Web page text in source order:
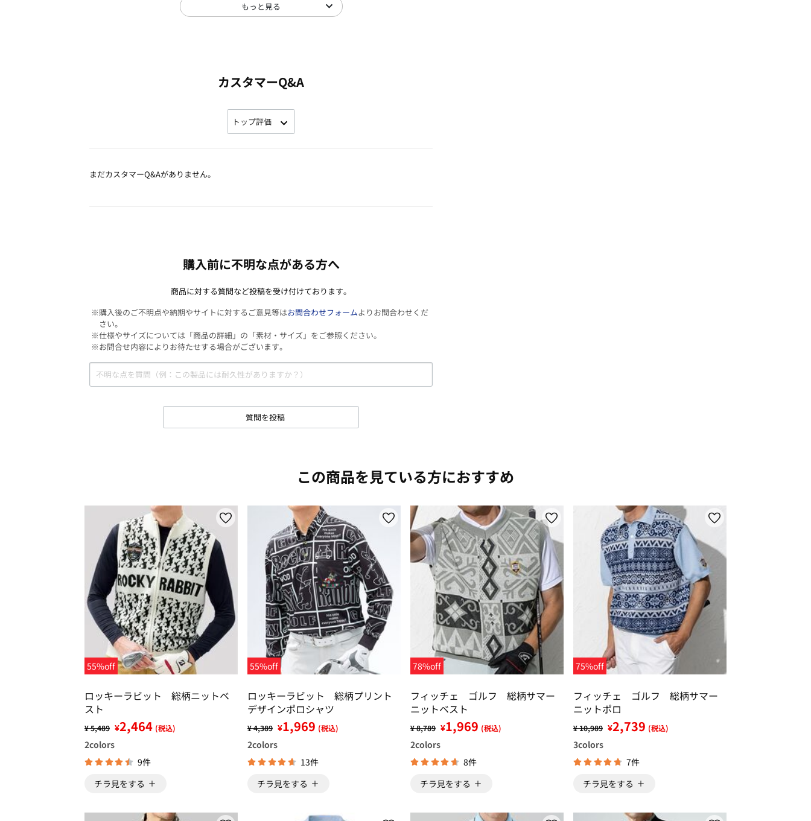
もっと見る
カスタマーQ&A
まだカスタマーQ&Aがありません。
購入前に不明な点がある方へ
商品に対する質問など投稿を受け付けております。
※購入後のご不明点や納期やサイトに対するご意見等はお問合わせフォームよりお問合わせくだ
さい。
※仕様やサイズについては「商品の詳細」の「素材・サイズ」をご参照ください。
※お問合せ内容によりお待たせする場合がございます。
質問を投稿
この商品を見ている方におすすめ
55%off
ロッキーラビット 総柄ニットベ
スト
¥ 5,489 ¥2,464 (税込)
2colors
9件
チラ見をする
55%off
ロッキーラビット 総柄プリント
デザインポロシャツ
¥ 4,389 ¥1,969 (税込)
2colors
13件
チラ見をする
78%off
フィッチェ ゴルフ 総柄サマー
ニットベスト
¥ 8,789 ¥1,969 (税込)
2colors
8件
チラ見をする
75%off
フィッチェ ゴルフ 総柄サマー
ニットポロ
¥ 10,989 ¥2,739 (税込)
3colors
7件
チラ見をする